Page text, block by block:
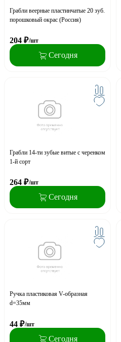
Грабли веерные пластинчатые 20 зуб.
порошковый окрас (Россия)
204 ₽/шт
Сегодня
Грабли 14-ти зубые витые с черенком
1-й сорт
264 ₽/шт
Сегодня
Ручка пластиковая V-образная
d=35мм
44 ₽/шт
Сегодня